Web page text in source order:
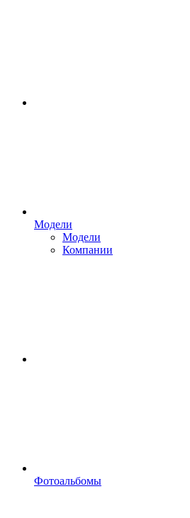
Модели
Модели
Компании
Фотоальбомы